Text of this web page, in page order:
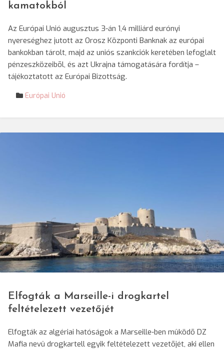
kamatokból
Az Európai Unió augusztus 3-án 1,4 milliárd eurónyi
nyereséghez jutott az Orosz Központi Banknak az európai
bankokban tárolt, majd az uniós szankciók keretében lefoglalt
pénzeszközeibõl, és azt Ukrajna támogatására fordítja –
tájékoztatott az Európai Bizottság.
Európai Unió
© Boboc-Darvas Tímea/SRR
Elfogták a Marseille-i drogkartel
feltételezett vezetőjét
Elfogták az algériai hatóságok a Marseille-ben mûködõ DZ
Mafia nevû drogkartell egyik feltételezett vezetõjét, aki ellen